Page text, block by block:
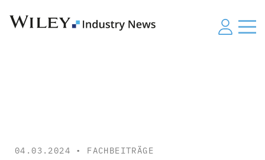
04.03.2024 • FACHBEITRÄGE